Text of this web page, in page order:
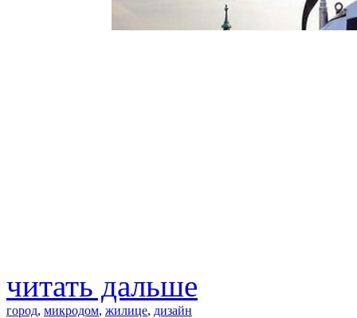
читать дальше
город, микродом, жилице, дизайн